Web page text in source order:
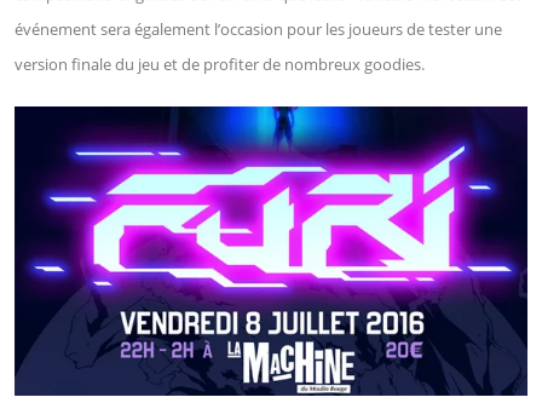
événement sera également l’occasion pour les joueurs de tester une
version finale du jeu et de profiter de nombreux goodies.